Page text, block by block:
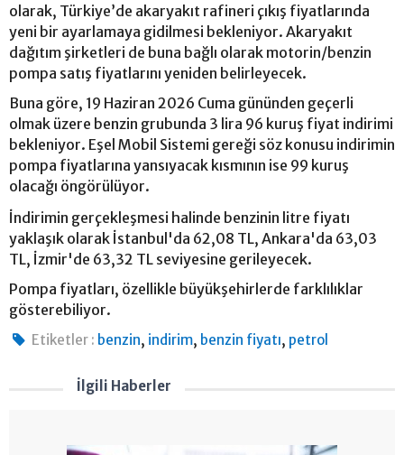
olarak, Türkiye’de akaryakıt rafineri çıkış fiyatlarında
yeni bir ayarlamaya gidilmesi bekleniyor. Akaryakıt
dağıtım şirketleri de buna bağlı olarak motorin/benzin
pompa satış fiyatlarını yeniden belirleyecek.
Buna göre, 19 Haziran 2026 Cuma gününden geçerli
olmak üzere benzin grubunda 3 lira 96 kuruş fiyat indirimi
bekleniyor. Eşel Mobil Sistemi gereği söz konusu indirimin
pompa fiyatlarına yansıyacak kısmının ise 99 kuruş
olacağı öngörülüyor.
İndirimin gerçekleşmesi halinde benzinin litre fiyatı
yaklaşık olarak İstanbul'da 62,08 TL, Ankara'da 63,03
TL, İzmir'de 63,32 TL seviyesine gerileyecek.
Pompa fiyatları, özellikle büyükşehirlerde farklılıklar
gösterebiliyor.
Etiketler : benzin, indirim, benzin fiyatı, petrol
İlgili Haberler